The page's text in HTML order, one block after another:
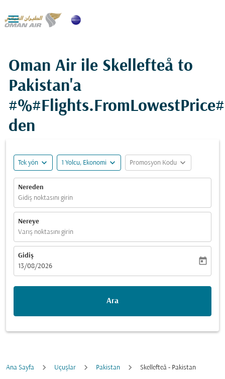

Oman Air ile Skellefteå to
Pakistan'a
den
Tek yön expand_more 1 Yolcu, Ekonomi expand_more Promosyon Kodu expand_more
Nereden
Gidiş noktasını girin
Nereye
Varış noktasını girin
Gidiş
fc-booking-departure-date-aria-label
13/08/2026
today
Ara
Ana Sayfa Uçuşlar Pakistan Skellefteå - Pakistan